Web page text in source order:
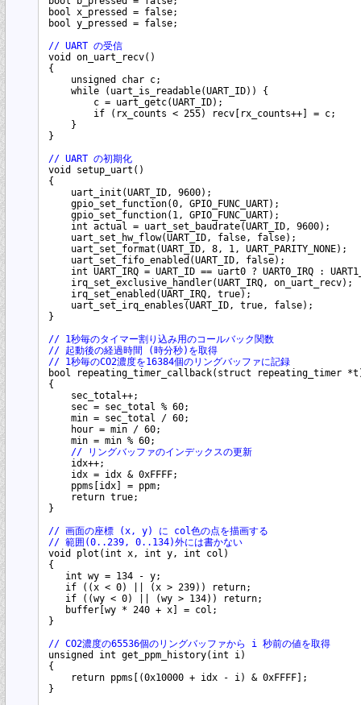
bool x_pressed = false;
bool y_pressed = false;
// UART の受信
void on_uart_recv()
{
    unsigned char c;
    while (uart_is_readable(UART_ID)) {
        c = uart_getc(UART_ID);
        if (rx_counts < 255) recv[rx_counts++] = c;
    }
}
// UART の初期化
void setup_uart()
{
    uart_init(UART_ID, 9600);
    gpio_set_function(0, GPIO_FUNC_UART);
    gpio_set_function(1, GPIO_FUNC_UART);
    int actual = uart_set_baudrate(UART_ID, 9600);
    uart_set_hw_flow(UART_ID, false, false);
    uart_set_format(UART_ID, 8, 1, UART_PARITY_NONE);
    uart_set_fifo_enabled(UART_ID, false);
int UART_IRQ = UART_ID == uart0 ? UART0_IRQ :
    irq_set_exclusive_handler(UART_IRQ, on_uart_recv);
    irq_set_enabled(UART_IRQ, true);
    uart_set_irq_enables(UART_ID, true, false);
}
// 1秒毎のタイマー割り込み用のコールバック関数
// 起動後の経過時間 (時分秒)を取得
// 1秒毎のCO2濃度を16384個のリングバッファに記録
bool repeating_timer_callback(struct repeating_timer
{
    sec_total++;
    sec = sec_total % 60;
    min = sec_total / 60;
    hour = min / 60;
    min = min % 60;
// リングバッファのインデックスの更新
    idx++;
    idx = idx & 0xFFFF;
    ppms[idx] = ppm;
    return true;
}
// 画面の座標 (x, y) に col色の点を描画する
// 範囲(0..239, 0..134)外には書かない
void plot(int x, int y, int col)
{
   int wy = 134 - y;
   if ((x < 0) || (x > 239)) return;
   if ((wy < 0) || (wy > 134)) return;
   buffer[wy * 240 + x] = col;
}
// CO2濃度の65536個のリングバッファから i 秒前の値を取得
unsigned int get_ppm_history(int i)
{
    return ppms[(0x10000 + idx - i) & 0xFFFF];
}